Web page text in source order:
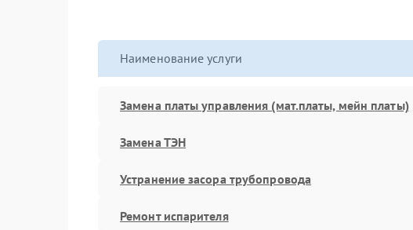
Наименование услуги
Замена платы управления (мат.платы, мейн платы)
Замена ТЭН
Устранение засора трубопровода
Ремонт испарителя